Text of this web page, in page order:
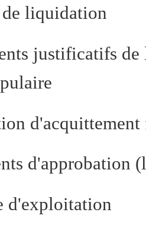
liquidation
justificatifs de
d'acquittement
d'approbation